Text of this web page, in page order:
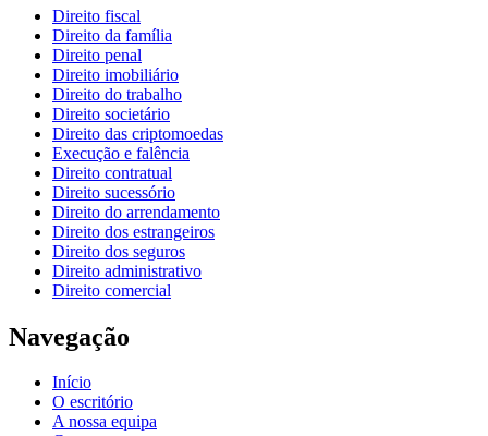
Direito fiscal
Direito da família
Direito penal
Direito imobiliário
Direito do trabalho
Direito societário
Direito das criptomoedas
Execução e falência
Direito contratual
Direito sucessório
Direito do arrendamento
Direito dos estrangeiros
Direito dos seguros
Direito administrativo
Direito comercial
Navegação
Início
O escritório
A nossa equipa